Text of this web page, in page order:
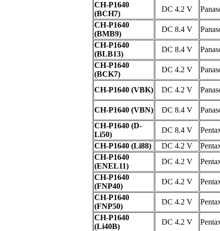
CH-P1640
(BCH7)
DC 4.2 V
CH-P1640
(BMB9)
DC 8.4 V
CH-P1640
(BLB13)
DC 8.4 V
CH-P1640
(BCK7)
DC 4.2 V
CH-P1640 (VBK) DC 4.2 V
CH-P1640 (VBN) DC 8.4 V
CH-P1640 (D-
Li50)
DC 8.4 V
CH-P1640 (Li88)
DC 4.2 V
CH-P1640
(ENEL11)
DC 4.2 V
CH-P1640
(FNP40)
DC 4.2 V
CH-P1640
(FNP50)
DC 4.2 V
CH-P1640
(Li40B)
DC 4.2 V